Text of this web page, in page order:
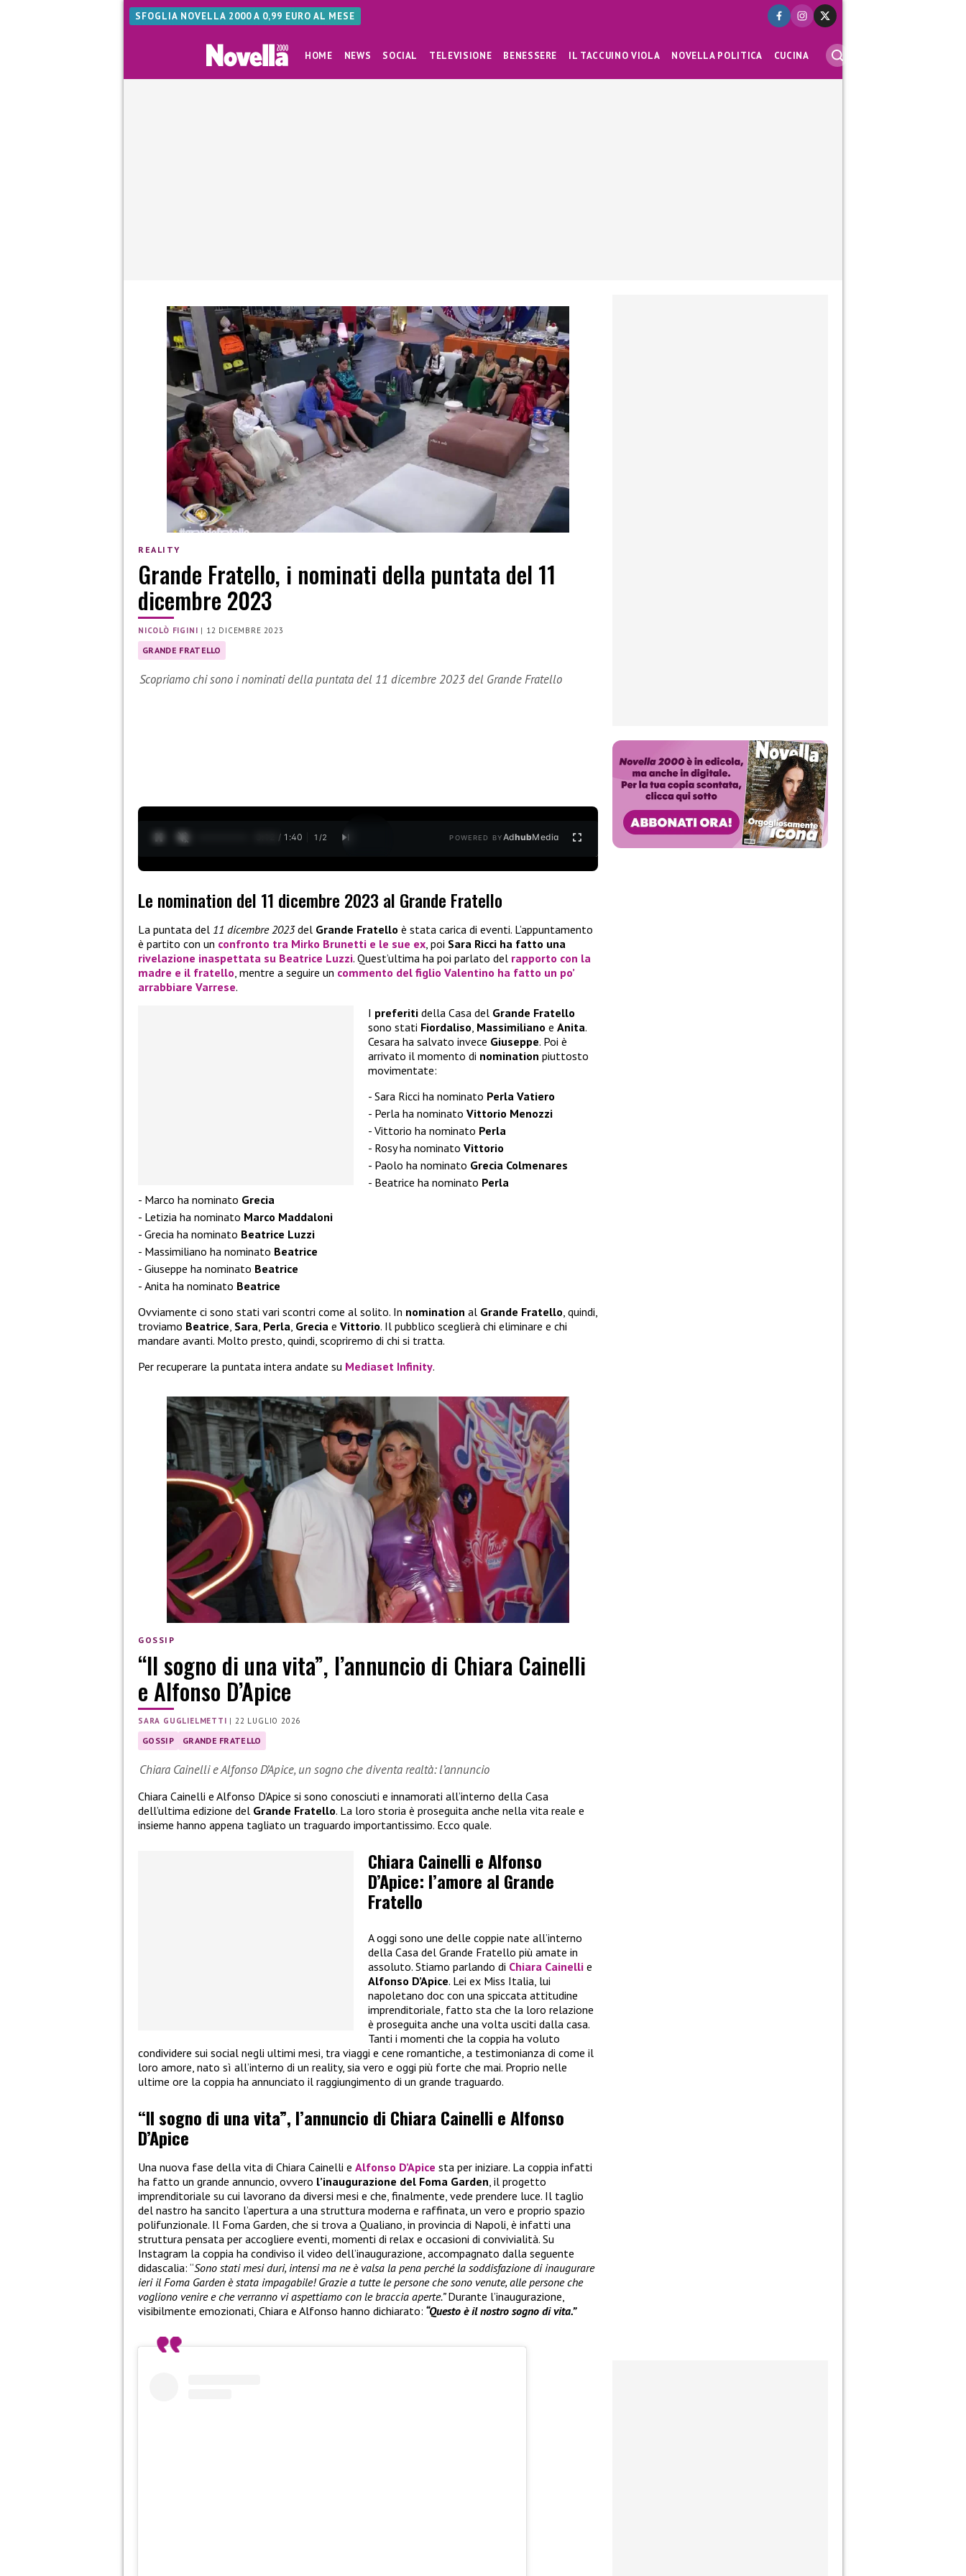
SFOGLIA NOVELLA 2000 A 0,99 EURO AL MESE
HOME NEWS SOCIAL TELEVISIONE BENESSERE IL TACCUINO VIOLA NOVELLA POLITICA CUCINA
REALITY
Grande Fratello, i nominati della puntata del 11
dicembre 2023
NICOLÒ FIGINI | 12 DICEMBRE 2023
GRANDE FRATELLO
Scopriamo chi sono i nominati della puntata del 11 dicembre 2023 del Grande Fratello
0:13 / 1:40 1 /2 POWERED BYAdhubMedia
Le nomination del 11 dicembre 2023 al Grande Fratello
La puntata del 11 dicembre 2023del Grande Fratello è stata carica di eventi. L’appuntamento
è partito con un confronto tra Mirko Brunetti e le sue ex, poi Sara Ricci ha fatto una
rivelazione inaspettata su Beatrice Luzzi. Quest’ultima ha poi parlato del rapporto con la
madre e il fratello, mentre a seguire un commento del figlio Valentino ha fatto un po’
arrabbiare Varrese.
I preferiti della Casa del Grande Fratello
sono stati Fiordaliso, Massimiliano e Anita.
Cesara ha salvato invece Giuseppe. Poi è
arrivato il momento di nomination piuttosto
movimentate:
Sara Ricci ha nominato Perla Vatiero
Perla ha nominato Vittorio Menozzi
Vittorio ha nominato Perla
Rosy ha nominato Vittorio
Paolo ha nominato Grecia Colmenares
Beatrice ha nominato Perla
Marco ha nominato Grecia
Letizia ha nominato Marco Maddaloni
Grecia ha nominato Beatrice Luzzi
Massimiliano ha nominato Beatrice
Giuseppe ha nominato Beatrice
Anita ha nominato Beatrice
Ovviamente ci sono stati vari scontri come al solito. In nomination al Grande Fratello, quindi,
troviamo Beatrice, Sara, Perla, Grecia e Vittorio. Il pubblico sceglierà chi eliminare e chi
mandare avanti. Molto presto, quindi, scopriremo di chi si tratta.
Per recuperare la puntata intera andate su Mediaset Infinity.
GOSSIP
“Il sogno di una vita”, l’annuncio di Chiara Cainelli
e Alfonso D’Apice
SARA GUGLIELMETTI |22 LUGLIO 2026
GOSSIP GRANDE FRATELLO
Chiara Cainelli e Alfonso D’Apice, un sogno che diventa realtà: l’annuncio
Chiara Cainelli e Alfonso D’Apice si sono conosciuti e innamorati all’interno della Casa
dell’ultima edizione del Grande Fratello. La loro storia è proseguita anche nella vita reale e
insieme hanno appena tagliato un traguardo importantissimo. Ecco quale.
Chiara Cainelli e Alfonso
D’Apice: l’amore al Grande
Fratello
A oggi sono une delle coppie nate all’interno
della Casa del Grande Fratello più amate in
assoluto. Stiamo parlando di Chiara Cainelli e
Alfonso D’Apice. Lei ex Miss Italia, lui
napoletano doc con una spiccata attitudine
imprenditoriale, fatto sta che la loro relazione
è proseguita anche una volta usciti dalla casa.
Tanti i momenti che la coppia ha voluto
condividere sui social negli ultimi mesi, tra viaggi e cene romantiche, a testimonianza di come il
loro amore, nato sì all’interno di un reality, sia vero e oggi più forte che mai. Proprio nelle
ultime ore la coppia ha annunciato il raggiungimento di un grande traguardo.
“Il sogno di una vita”, l’annuncio di Chiara Cainelli e Alfonso
D’Apice
Una nuova fase della vita di Chiara Cainelli e Alfonso D’Apice sta per iniziare. La coppia infatti
ha fatto un grande annuncio, ovvero l’inaugurazione del Foma Garden, il progetto
imprenditoriale su cui lavorano da diversi mesi e che, finalmente, vede prendere luce. Il taglio
del nastro ha sancito l’apertura a una struttura moderna e raffinata, un vero e proprio spazio
polifunzionale. Il Foma Garden, che si trova a Qualiano, in provincia di Napoli, è infatti una
struttura pensata per accogliere eventi, momenti di relax e occasioni di convivialità. Su
Instagram la coppia ha condiviso il video dell’inaugurazione, accompagnato dalla seguente
didascalia: “Sono stati mesi duri, intensi ma ne è valsa la pena perché la soddisfazione di inaugurare
ieri il Foma Garden è stata impagabile! Grazie a tutte le persone che sono venute, alle persone che
vogliono venire e che verranno vi aspettiamo con le braccia aperte.”Durante l’inaugurazione,
visibilmente emozionati, Chiara e Alfonso hanno dichiarato: “Questo è il nostro sogno di vita.”